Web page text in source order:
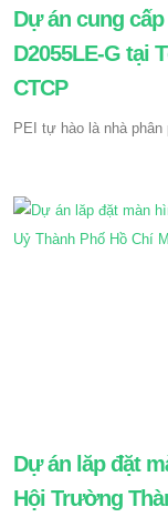
Dự án cung
D2055LE-G tại
CTCP
PEI tự hào là nhà
Dự án lăp đặt
Hội Trường